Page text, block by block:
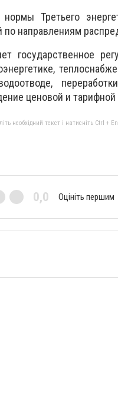
Третьего
по направлениям
государственное
ценовой и тарифной
необхідний текст і натисніть Ctrl +
0,0 Оцініть першим